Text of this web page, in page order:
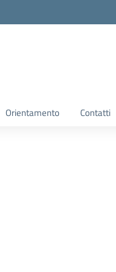
Orientamento Contatti